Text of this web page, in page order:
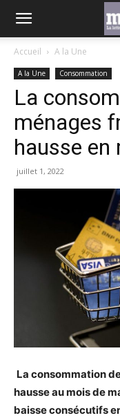
Accueil A la Une
A la Une Consommation
La
ménages
hausse en
juillet 1, 2022
La consommation
hausse au mois de
baisse consécutifs